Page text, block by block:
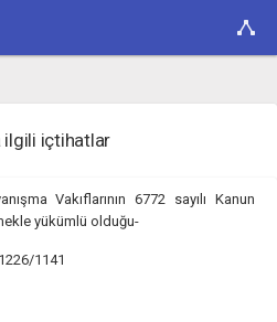
ilgili içtihatlar
Vakıflarının 6772 sayılı Kanun
yükümlü olduğu-
1141